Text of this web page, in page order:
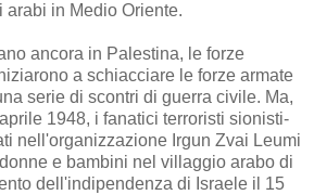
in Medio Oriente.
ancora in Palestina, le forze
a schiacciare le forze armate
serie di scontri di guerra civile. Ma,
1948, i fanatici terroristi sionisti-
nell'organizzazione Irgun Zvai Leumi
e bambini nel villaggio arabo di
dell'indipendenza di Israele il 15